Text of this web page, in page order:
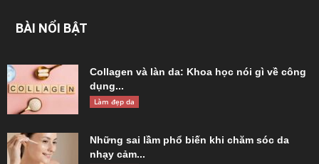
BÀI NỔI BẬT
Collagen và làn da: Khoa học nói gì về công
dụng...
Làm đẹp da
Những sai lầm phổ biến khi chăm sóc da
nhạy cảm...